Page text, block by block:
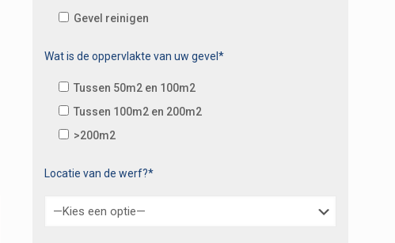
Gevel reinigen
Wat is de oppervlakte van uw gevel*
Tussen 50m2 en 100m2
Tussen 100m2 en 200m2
>200m2
Locatie van de werf?*